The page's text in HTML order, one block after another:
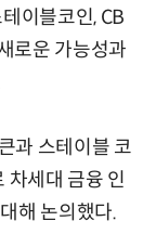
이블코인, CB
로운 가능성과
과 스테이블 코
차세대 금융 인
해 논의했다.